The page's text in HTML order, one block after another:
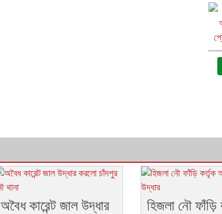
অবৈধ কারেন্ট জাল উদ্ধার
হিজলা নৌ ফাঁড়ি